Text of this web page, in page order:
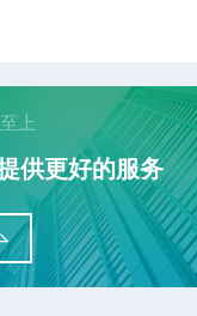
上
供更好的服务